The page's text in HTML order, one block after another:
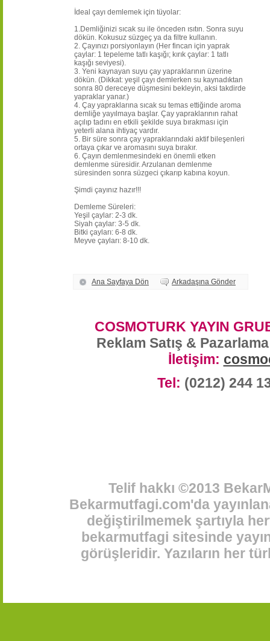
İdeal çayı demlemek için tüyolar:
1.Demliğinizi sıcak su ile önceden ısıtın. Sonra suyu
dökün. Kokusuz süzgeç ya da filtre kullanın.
2. Çayınızı porsiyonlayın (Her fincan için yaprak
çaylar: 1 tepeleme tatlı kaşığı; kırık çaylar: 1 tatlı
kaşığı seviyesi).
3. Yeni kaynayan suyu çay yapraklarının üzerine
dökün. (Dikkat: yeşil çayı demlerken su kaynadıktan
sonra 80 dereceye düşmesini bekleyin, aksi takdirde
yapraklar yanar.)
4. Çay yapraklarına sıcak su temas ettiğinde aroma
demliğe yayılmaya başlar. Çay yapraklarının rahat
açılıp tadını en etkili şekilde suya bırakması için
yeterli alana ihtiyaç vardır.
5. Bir süre sonra çay yapraklarındaki aktif bileşenleri
ortaya çıkar ve aromasını suya bırakır.
6. Çayın demlenmesindeki en önemli etken
demlenme süresidir. Arzulanan demlenme
süresinden sonra süzgeci çıkarıp kabına koyun.
Şimdi çayınız hazır!!!
Demleme Süreleri:
Yeşil çaylar: 2-3 dk.
Siyah çaylar: 3-5 dk.
Bitki çayları: 6-8 dk.
Meyve çayları: 8-10 dk.
Ana Sayfaya Dön Arkadaşına Gönder
COSMOTURK YAYIN
Reklam Satış &
İletişim:
Tel: (0212) 244
Telif hakkı ©2013
Bekarmutfagi.com'da
değiştirilmemek şartıyla
bekarmutfagi sitesinde
görüşleridir. Yazıların her